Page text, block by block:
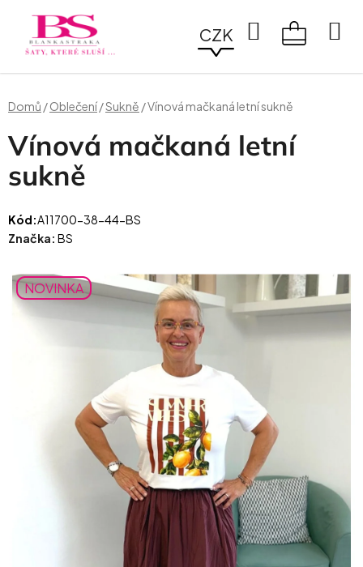
obsah
CZK
Hledat
Domů /Oblečení/Sukně /Vínová mačkaná letní sukně
Vínová mačkaná letní
sukně
Kód:A11700-38-44-BS
Značka: BS
NOVINKA